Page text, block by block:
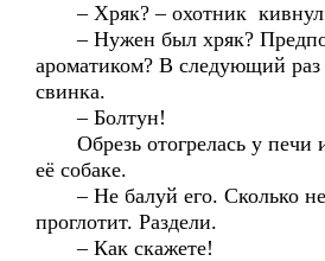
– Хряк? – охотник кивнул
– Нужен был хряк?
ароматиком? В следующий раз
свинка.
– Болтун!
Обрезь отогрелась у печи
её собаке.
– Не балуй его. Сколько
проглотит. Раздели.
– Как скажете!